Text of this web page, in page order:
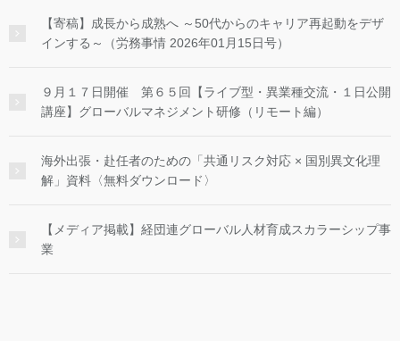
【寄稿】成長から成熟へ ～50代からのキャリア再起動をデザ
インする～（労務事情 2026年01月15日号）
９月１７日開催 第６５回【ライブ型・異業種交流・１日公開
講座】グローバルマネジメント研修（リモート編）
海外出張・赴任者のための「共通リスク対応 × 国別異文化理
解」資料〈無料ダウンロード〉
【メディア掲載】経団連グローバル人材育成スカラーシップ事
業